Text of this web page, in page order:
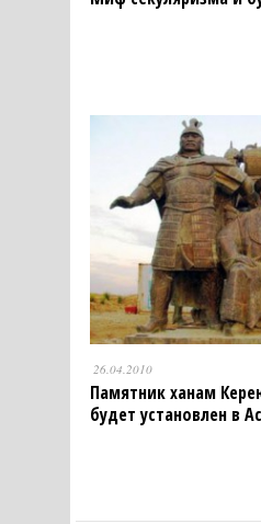
26.04.2010
Памятник ханам
будет установлен в